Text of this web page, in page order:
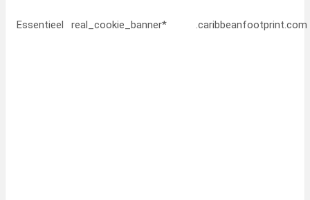
Essentieel real_cookie_banner* .caribbeanfootprint.com